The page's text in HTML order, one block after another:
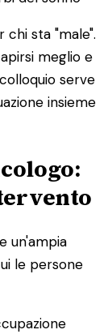
sta "male".
meglio e
serve
insieme
un'ampia
le persone